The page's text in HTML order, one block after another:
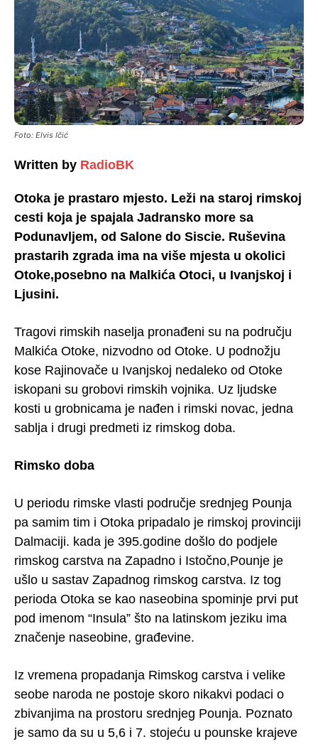
Foto: Elvis Ičić
Written by RadioBK
Otoka je prastaro mjesto. Leži na staroj rimskoj
cesti koja je spajala Jadransko more sa
Podunavljem, od Salone do Siscie. Ruševina
prastarih zgrada ima na više mjesta u okolici
Otoke,posebno na Malkića Otoci, u Ivanjskoj i
Ljusini.
Tragovi rimskih naselja pronađeni su na području
Malkića Otoke, nizvodno od Otoke. U podnožju
kose Rajinovače u Ivanjskoj nedaleko od Otoke
iskopani su grobovi rimskih vojnika. Uz ljudske
kosti u grobnicama je nađen i rimski novac, jedna
sablja i drugi predmeti iz rimskog doba.
Rimsko doba
U periodu rimske vlasti područje srednjeg Pounja
pa samim tim i Otoka pripadalo je rimskoj provinciji
Dalmaciji. kada je 395.godine došlo do podjele
rimskog carstva na Zapadno i Istočno,Pounje je
ušlo u sastav Zapadnog rimskog carstva. Iz tog
perioda Otoka se kao naseobina spominje prvi put
pod imenom “Insula” što na latinskom jeziku ima
značenje naseobine, građevine.
Iz vremena propadanja Rimskog carstva i velike
seobe naroda ne postoje skoro nikakvi podaci o
zbivanjima na prostoru srednjeg Pounja. Poznato
je samo da su u 5,6 i 7. stojeću u pounske krajeve